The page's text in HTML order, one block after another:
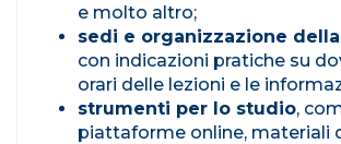
e molto altro;
sedi e organizzazione
con indicazioni pratiche su
orari delle lezioni e le
strumenti per lo studio,
piattaforme online, materiali